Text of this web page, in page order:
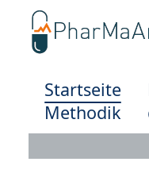
Startseite
Methodik